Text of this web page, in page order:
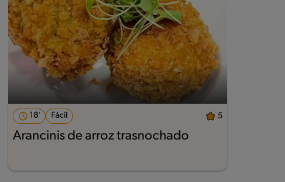
18' Fácil 5
Arancinis de arroz trasnochado